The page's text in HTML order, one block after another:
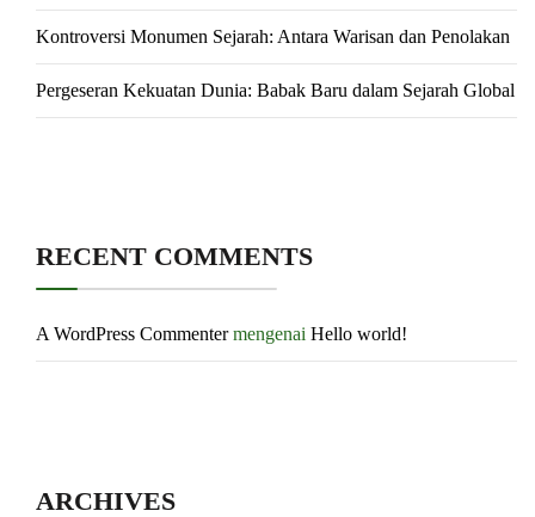
Kontroversi Monumen Sejarah: Antara Warisan dan Penolakan
Pergeseran Kekuatan Dunia: Babak Baru dalam Sejarah Global
RECENT COMMENTS
A WordPress Commentermengenai Hello world!
ARCHIVES